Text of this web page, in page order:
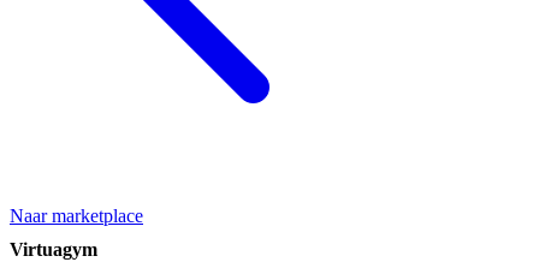
Naar marketplace
Virtuagym